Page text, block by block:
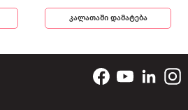
კალათაში დამატება